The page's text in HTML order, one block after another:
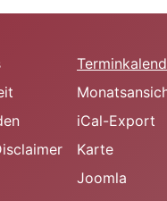
iCal-Export
Karte
Joomla